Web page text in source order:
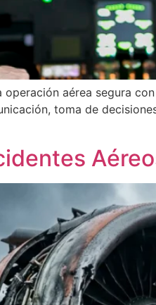
aérea segura
toma de